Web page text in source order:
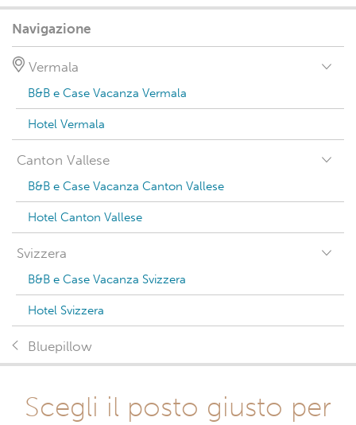
Navigazione
Vermala
B&B e Case Vacanza Vermala
Hotel Vermala
Canton Vallese
B&B e Case Vacanza Canton Vallese
Hotel Canton Vallese
Svizzera
B&B e Case Vacanza Svizzera
Hotel Svizzera
Bluepillow
Scegli il posto giusto per